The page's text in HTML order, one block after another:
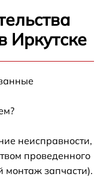
Иркутске
неисправности,
проведенного
монтаж запчасти).